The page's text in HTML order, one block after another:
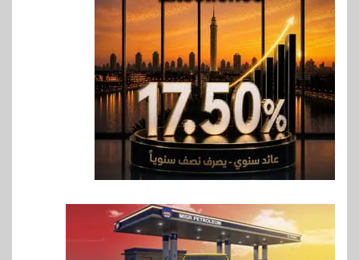
غرفة القاهرة تنظم ندوة إلكترونية
لدعم الصادرات وتحقيق
مستهدفات رؤية مصر 2030
7
بنوك
بنك مصر يشارك في فعالية اليوم
العالمي للشباب ويقدم العديد من
العروض المجانية
بنك QNB مصر يعزز جاهزية
المشروعات الصغيرة والمتوسطة
للنمو والتوسع